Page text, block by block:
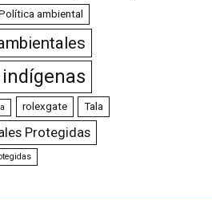
ambiental
rolexgate Tala
Protegidas